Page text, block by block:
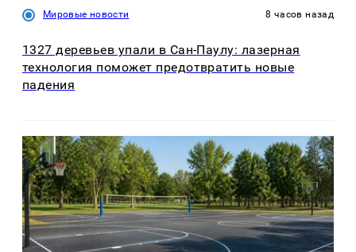
Мировые новости 8 часов назад
1327 деревьев упали в Сан-Паулу: лазерная
технология поможет предотвратить новые
падения